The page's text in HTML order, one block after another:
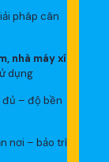
pháp cân
nhà máy xí
dụng
đủ – độ bền
nơi – bảo trì